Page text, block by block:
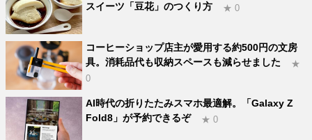
スイーツ「豆花」のつくり方
★ 0
コーヒーショップ店主が愛用する約500円の文房
具。消耗品代も収納スペースも減らせました
★
0
AI時代の折りたたみスマホ最適解。「Galaxy Z
Fold8」が予約できるぞ
★ 0